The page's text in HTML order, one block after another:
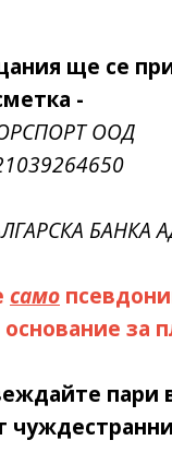
ще се
-
ООД
БАНКА
само
за
пари